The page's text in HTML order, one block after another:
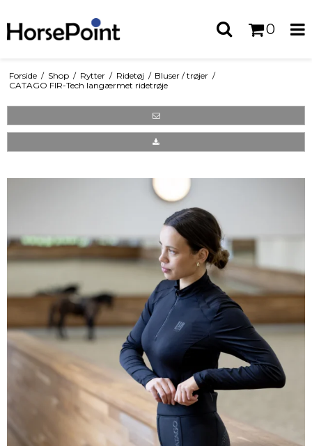
0
Forside / Shop / Rytter / Ridetøj / Bluser / trøjer /
CATAGO FIR-Tech langærmet ridetrøje